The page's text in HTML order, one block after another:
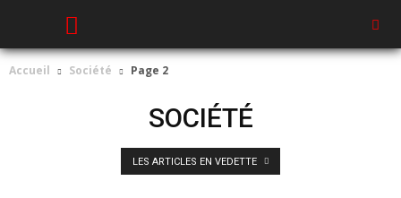
Accueil Société Page 2
SOCIÉTÉ
LES ARTICLES EN VEDETTE